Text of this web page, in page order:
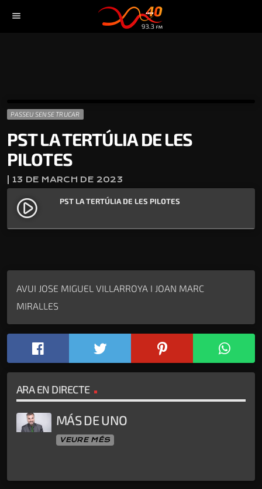
menu
PASSEU SENSE TRUCAR
PST LA TERTÚLIA DE LES
PILOTES
| 13 DE MARCH DE 2023
play_circle_filled PST LA TERTÚLIA DE LES PILOTES
AVUI JOSE MIGUEL VILLARROYA I JOAN MARC
MIRALLES
ARA EN DIRECTE
MÁS DE UNO
VEURE MÉS